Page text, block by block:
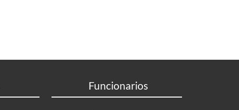
Funcionarios